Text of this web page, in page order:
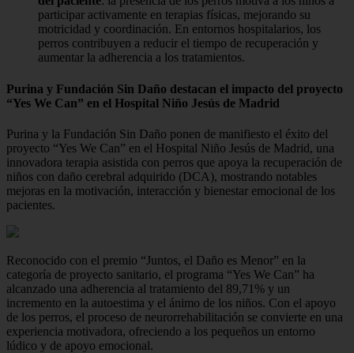
participar activamente en terapias físicas, mejorando su
motricidad y coordinación. En entornos hospitalarios, los
perros contribuyen a reducir el tiempo de recuperación y
aumentar la adherencia a los tratamientos.
Purina y Fundación Sin Daño destacan el impacto del proyecto
“Yes We Can” en el Hospital Niño Jesús de Madrid
Purina y la Fundación Sin Daño ponen de manifiesto el éxito del
proyecto “Yes We Can” en el Hospital Niño Jesús de Madrid, una
innovadora terapia asistida con perros que apoya la recuperación de
niños con daño cerebral adquirido (DCA), mostrando notables
mejoras en la motivación, interacción y bienestar emocional de los
pacientes.
Reconocido con el premio “Juntos, el Daño es Menor” en la
categoría de proyecto sanitario, el programa “Yes We Can” ha
alcanzado una adherencia al tratamiento del 89,71% y un
incremento en la autoestima y el ánimo de los niños. Con el apoyo
de los perros, el proceso de neurorrehabilitación se convierte en una
experiencia motivadora, ofreciendo a los pequeños un entorno
lúdico y de apoyo emocional.